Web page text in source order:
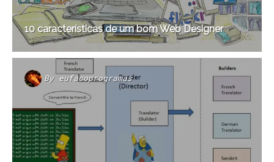
10 características de um bom Web Designer
By eufacoprogramas